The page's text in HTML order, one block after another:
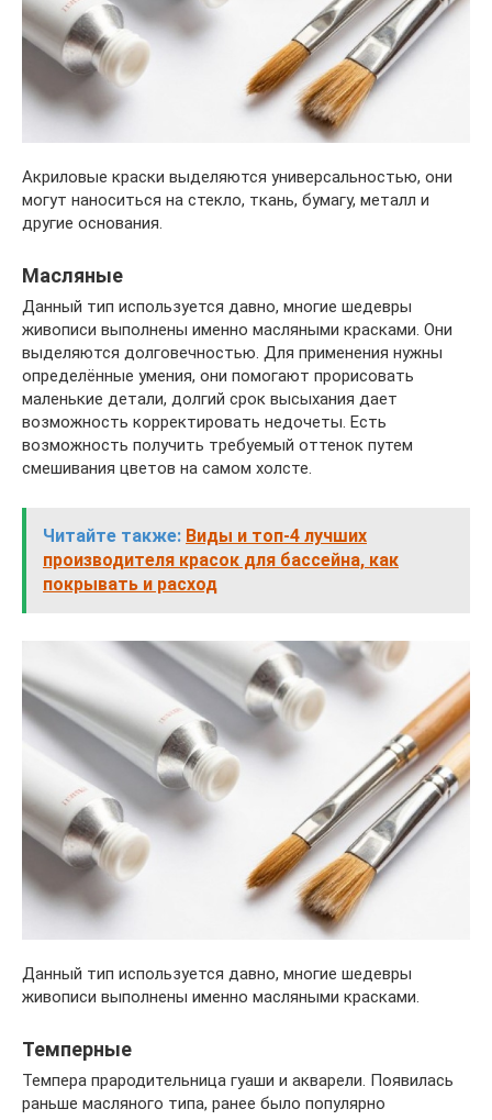
Акриловые краски выделяются универсальностью, они
могут наноситься на стекло, ткань, бумагу, металл и
другие основания.
Масляные
Данный тип используется давно, многие шедевры
живописи выполнены именно масляными красками. Они
выделяются долговечностью. Для применения нужны
определённые умения, они помогают прорисовать
маленькие детали, долгий срок высыхания дает
возможность корректировать недочеты. Есть
возможность получить требуемый оттенок путем
смешивания цветов на самом холсте.
Читайте также: Виды и топ-4 лучших
производителя красок для бассейна, как
покрывать и расход
Данный тип используется давно, многие шедевры
живописи выполнены именно масляными красками.
Темперные
Темпера прародительница гуаши и акварели. Появилась
раньше масляного типа, ранее было популярно